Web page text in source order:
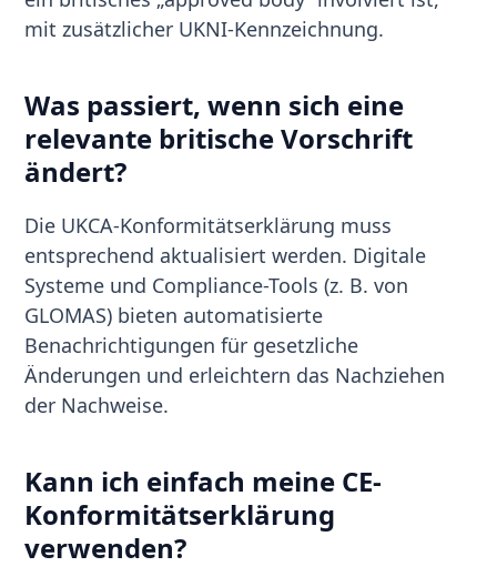
mit zusätzlicher UKNI-Kennzeichnung.
Was passiert, wenn sich eine
relevante britische Vorschrift
ändert?
Die UKCA-Konformitätserklärung muss
entsprechend aktualisiert werden. Digitale
Systeme und Compliance-Tools (z. B. von
GLOMAS) bieten automatisierte
Benachrichtigungen für gesetzliche
Änderungen und erleichtern das Nachziehen
der Nachweise.
Kann ich einfach meine CE-
Konformitätserklärung
verwenden?